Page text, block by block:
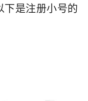
下是注册小号的